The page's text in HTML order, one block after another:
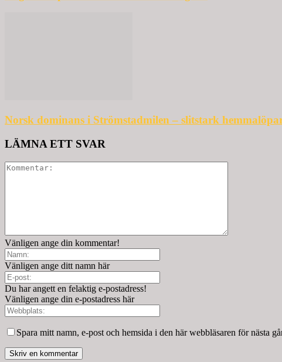
Norsk dominans i Strömstadmilen – slitstark
LÄMNA ETT SVAR
Vänligen ange din kommentar!
Vänligen ange ditt namn här
Du har angett en felaktig e-postadress!
Vänligen ange din e-postadress här
Spara mitt namn, e-post och hemsida i den här webbläsaren för nästa